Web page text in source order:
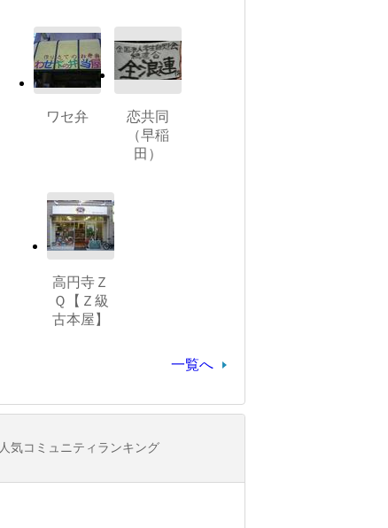
ワセ弁
恋共同
（早稲
田）
高円寺Ｚ
Ｑ【Ｚ級
古本屋】
一覧へ
人気コミュニティランキング